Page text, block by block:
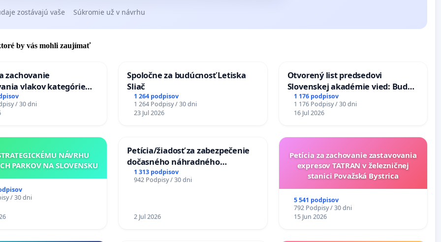
zostávajú vaše Súkromie už v návrhu
by vás mohli zaujímať
zachovanie
vlakov kategórie
TATRAN v železničnej
/ 30 dni
Spoločne za budúcnosť Letiska
Sliač
1 264 podpisov
1 264 Podpisy / 30 dni
23 Jul 2026
Otvorený list predsedovi
Slovenskej akadémie vied: Bude
mať Vízia Slovenska 2040 mravnú
chrbticu?
1 176 podpisov
1 176 Podpisy / 30 dni
16 Jul 2026
NÁVRHU
PARKOV NA SLOVENSKU
/ 30 dni
Petícia/žiadosť za zabezpečenie
dočasného náhradného
premostenia Váhu počas úplnej
uzávery Vážskeho mosta v
1 313 podpisov
942 Podpisy / 30 dni
2 Jul 2026
Petícia za zachovanie zastavovania
expresov TATRAN v železničnej
stanici Považská Bystrica
5 541 podpisov
792 Podpisy / 30 dni
15 Jun 2026